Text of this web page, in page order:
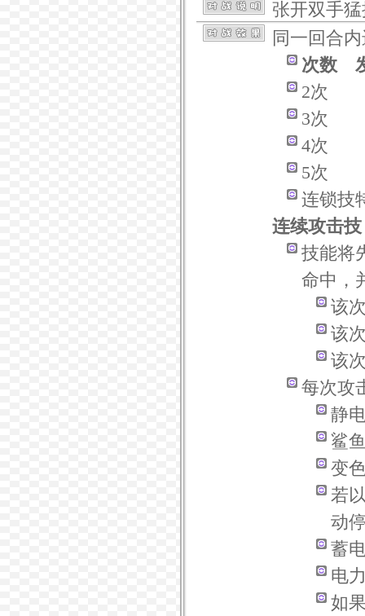
张开双手
同一回合
次数
2次
3次
4次
5次
连锁技
连续攻击技
技能将
命中，
该
该
该
每次攻
静
鲨
变
若
动
蓄
电
如